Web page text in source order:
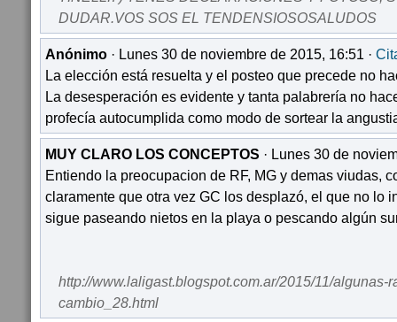
DUDAR.VOS SOS EL TENDENSIOSOSALUDOS
Anónimo · Lunes 30 de noviembre de 2015, 16:51 ·
La elección está resuelta y el posteo que precede no
La desesperación es evidente y tanta palabrería no
profecía autocumplida como modo de sortear la
MUY CLARO LOS CONCEPTOS · Lunes 30 de
Entiendo la preocupacion de RF, MG y demas viudas,
claramente que otra vez GC los desplazó, el que no lo
sigue paseando nietos en la playa o pescando algún
http://www.laligast.blogspot.com.ar/2015/11/algunas-
cambio_28.html